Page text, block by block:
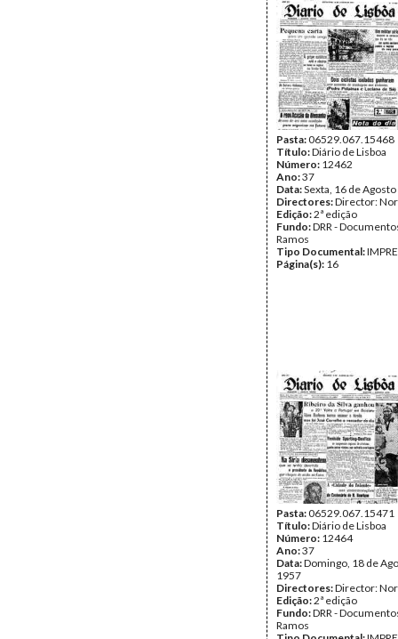
Pasta:06529.067.15468
Título:Diário de Lisboa
Número: 12462
Ano:37
Data:Sexta, 16 de
Directores:Director:
Edição:2ª edição
Fundo:DRR -
Ramos
Tipo Documental:
Página(s): 16
Pasta:06529.067.15471
Título:Diário de Lisboa
Número: 12464
Ano:37
Data:Domingo, 18 de
1957
Directores:Director:
Edição:2ª edição
Fundo:DRR -
Ramos